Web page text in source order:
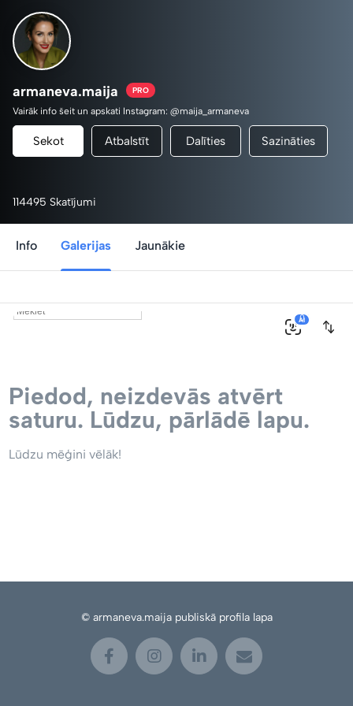
armaneva.maija PRO
Vairāk info šeit un apskati Instagram: @maija_armaneva
Sekot Atbalstīt Dalīties Sazināties
114495 Skatījumi
Info Galerijas Jaunākie
0
AI
Piedod, neizdevās atvērt
saturu. Lūdzu, pārlādē lapu.
Lūdzu mēģini vēlāk!
© armaneva.maija publiskā profila lapa